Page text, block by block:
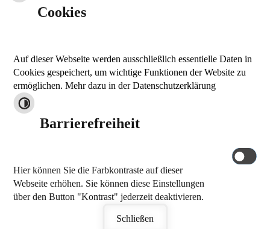
werden (Weitere Informationen finden Sie in der
Datenschutzerklärung
nach oben
drucken
Kontakt
Markt Thalmässing
Tel.: 09173 909-0
Fax: 09173 909-32
E-Mail schreiben
Cookies
Auf dieser Webseite werden ausschließlich essentielle Daten in
Cookies gespeichert, um wichtige Funktionen der Website zu
ermöglichen. Mehr dazu in der Datenschutzerklärung
Barrierefreiheit
Hier können Sie die Farbkontraste auf dieser
Webseite erhöhen. Sie können diese Einstellungen
über den Button "Kontrast" jederzeit deaktivieren.
Schließen